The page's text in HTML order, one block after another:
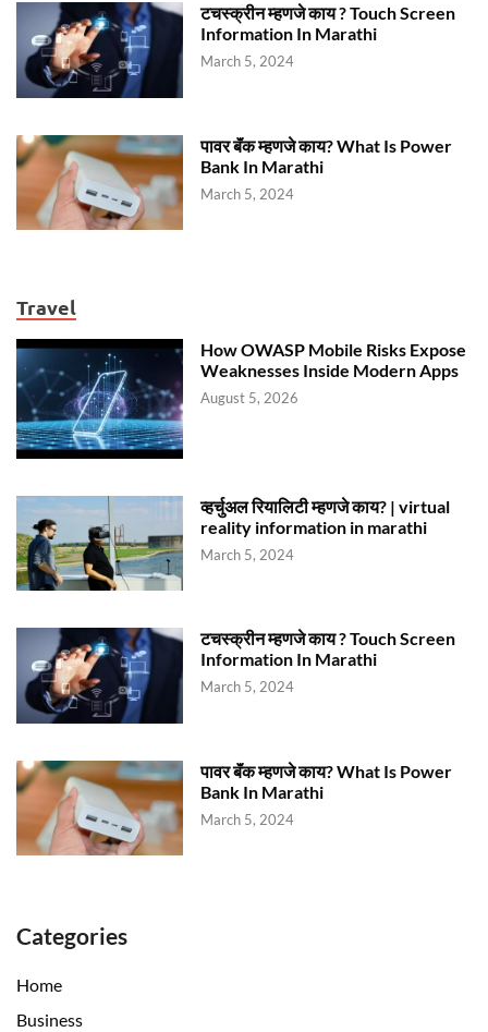
टचस्क्रीन म्हणजे काय ? Touch Screen
Information In Marathi
March 5, 2024
पावर बॅंक म्हणजे काय? What Is Power
Bank In Marathi
March 5, 2024
Travel
How OWASP Mobile Risks Expose
Weaknesses Inside Modern Apps
August 5, 2026
व्हर्चुअल रियालिटी म्हणजे काय? | virtual
reality information in marathi
March 5, 2024
टचस्क्रीन म्हणजे काय ? Touch Screen
Information In Marathi
March 5, 2024
पावर बॅंक म्हणजे काय? What Is Power
Bank In Marathi
March 5, 2024
Categories
Home
Business